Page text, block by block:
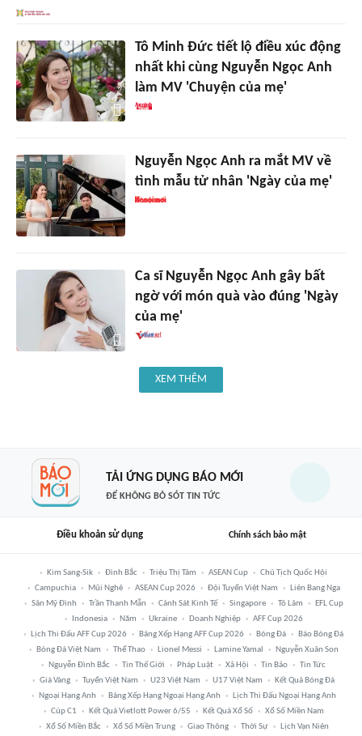
Tô Minh Đức tiết lộ điều xúc động
nhất khi cùng Nguyễn Ngọc Anh
làm MV 'Chuyện của mẹ'
Nguyễn Ngọc Anh ra mắt MV về
tình mẫu tử nhân 'Ngày của mẹ'
Ca sĩ Nguyễn Ngọc Anh gây bất
ngờ với món quà vào đúng 'Ngày
của mẹ'
XEM THÊM
TẢI ỨNG DỤNG BÁO MỚI
ĐỂ KHÔNG BỎ SÓT TIN TỨC
Điều khoản sử dụng Chính sách bảo mật
Kim Sang-Sik Đình Bắc Triệu Thị Tâm ASEAN Cup
Chủ Tịch Quốc Hội
Campuchia
Mũi Nghê ASEAN Cup 2026 Đội Tuyển Việt Nam
Liên Bang Nga
Sân Mỹ Đình
Trần Thanh Mẫn Cảnh Sát Kinh Tế Singapore Tô Lâm
EFL Cup
Indonesia
Năm Ukraine Doanh Nghiệp
AFF Cup 2026
Lịch Thi Đấu AFF Cup 2026
Bảng Xếp Hạng AFF Cup 2026 Bóng Đá
Báo Bóng Đá
Bóng Đá Việt Nam
Thể Thao Lionel Messi Lamine Yamal
Nguyễn Xuân Son
Nguyễn Đình Bắc
Tin Thế Giới Pháp Luật Xã Hội Tin Bão
Tin Tức
Giá Vàng
Tuyển Việt Nam U23 Việt Nam U17 Việt Nam
Kết Quả Bóng Đá
Ngoại Hạng Anh
Bảng Xếp Hạng Ngoại Hạng Anh
Lịch Thi Đấu Ngoại Hạng Anh
Cúp C1
Kết Quả Vietlott Power 6/55 Kết Quả Xổ Số
Xổ Số Miền Nam
Xổ Số Miền Bắc
Xổ Số Miền Trung Giao Thông Thời Sự Lịch Vạn Niên